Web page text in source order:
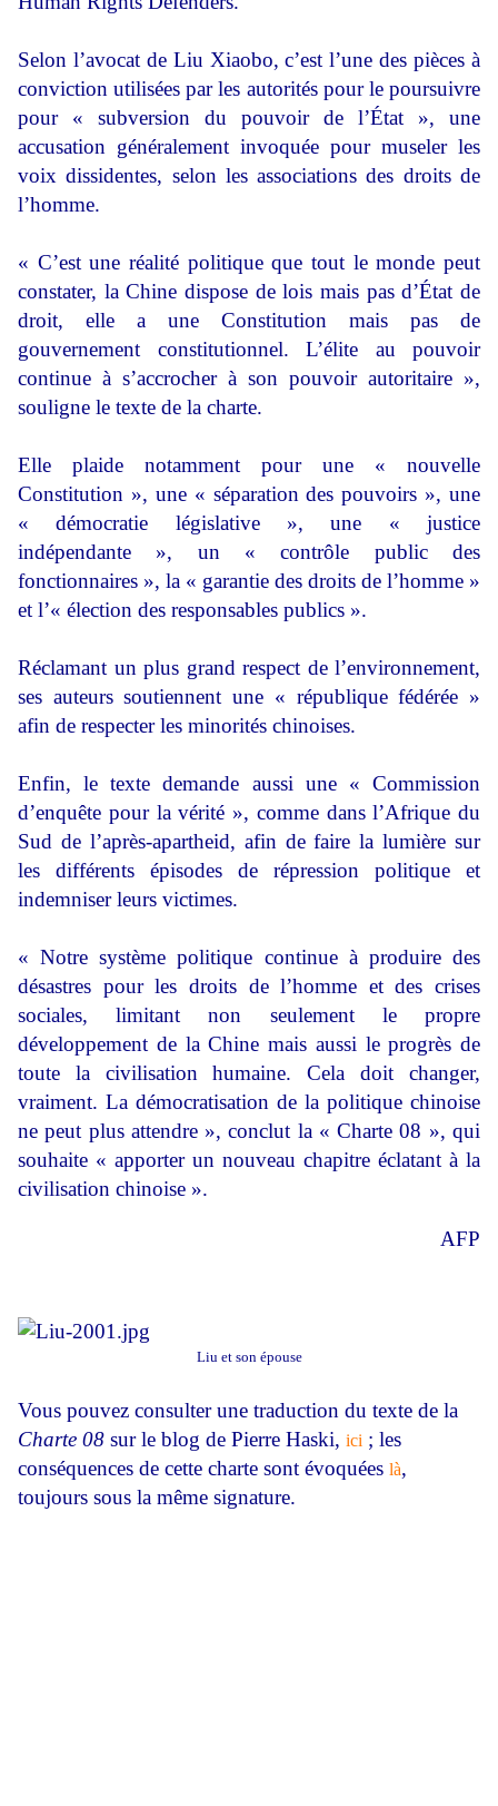
Selon l’avocat de Liu Xiaobo, c’est l’une des pièces à
conviction utilisées par les autorités pour le poursuivre
pour « subversion du pouvoir de l’État », une
accusation généralement invoquée pour museler les
voix dissidentes, selon les associations des droits de
l’homme.
« C’est une réalité politique que tout le monde peut
constater, la Chine dispose de lois mais pas d’État de
droit, elle a une Constitution mais pas de
gouvernement constitutionnel. L’élite au pouvoir
continue à s’accrocher à son pouvoir autoritaire »,
souligne le texte de la charte.
Elle plaide notamment pour une « nouvelle
Constitution », une « séparation des pouvoirs », une
« démocratie législative », une « justice
indépendante », un « contrôle public des
fonctionnaires », la « garantie des droits de l’homme »
et l’« élection des responsables publics ».
Réclamant un plus grand respect de l’environnement,
ses auteurs soutiennent une « république fédérée »
afin de respecter les minorités chinoises.
Enfin, le texte demande aussi une « Commission
d’enquête pour la vérité », comme dans l’Afrique du
Sud de l’après-apartheid, afin de faire la lumière sur
les différents épisodes de répression politique et
indemniser leurs victimes.
« Notre système politique continue à produire des
désastres pour les droits de l’homme et des crises
sociales, limitant non seulement le propre
développement de la Chine mais aussi le progrès de
toute la civilisation humaine. Cela doit changer,
vraiment. La démocratisation de la politique chinoise
ne peut plus attendre », conclut la « Charte 08 », qui
souhaite « apporter un nouveau chapitre éclatant à la
civilisation chinoise ».
AFP
Liu et son épouse
Vous pouvez consulter une traduction du texte de la
Charte 08 sur le blog de Pierre Haski, ici ; les
conséquences de cette charte sont évoquées là,
toujours sous la même signature.